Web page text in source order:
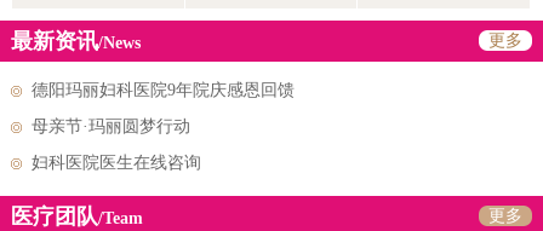
最新资讯/News 更多
德阳玛丽妇科医院9年院庆感恩回馈
母亲节·玛丽圆梦行动
妇科医院医生在线咨询
医疗团队/Team 更多